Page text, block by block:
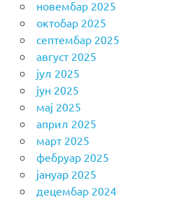
новембар 2025
октобар 2025
септембар 2025
август 2025
јул 2025
јун 2025
мај 2025
април 2025
март 2025
фебруар 2025
јануар 2025
децембар 2024